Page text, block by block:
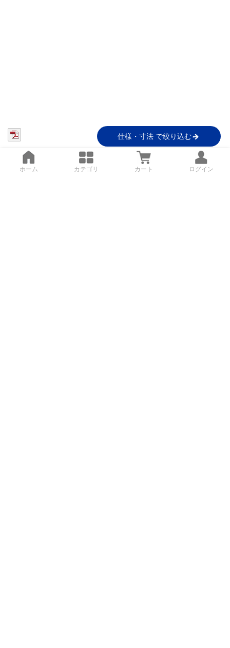
仕様・寸法 で絞り込む
ホーム カテゴリ カート ログイン